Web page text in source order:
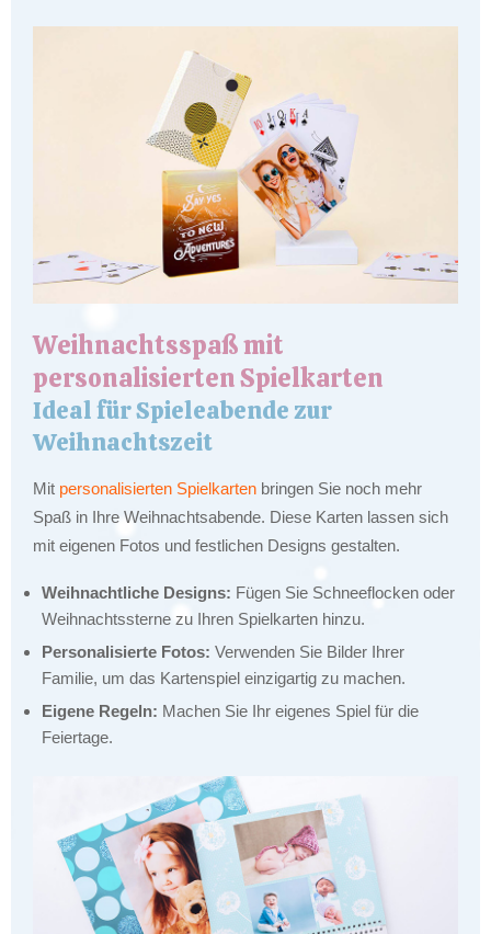
Weihnachtsspaß mit
personalisierten Spielkarten
Ideal für Spieleabende zur
Weihnachtszeit
Mit personalisierten Spielkarten bringen Sie noch mehr
Spaß in Ihre Weihnachtsabende. Diese Karten lassen sich
mit eigenen Fotos und festlichen Designs gestalten.
Weihnachtliche Designs: Fügen Sie Schneeflocken oder
Weihnachtssterne zu Ihren Spielkarten hinzu.
Personalisierte Fotos: Verwenden Sie Bilder Ihrer
Familie, um das Kartenspiel einzigartig zu machen.
Eigene Regeln: Machen Sie Ihr eigenes Spiel für die
Feiertage.